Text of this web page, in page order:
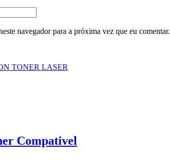
navegador para a próxima vez que eu comentar.
TONER LASER
Compativel